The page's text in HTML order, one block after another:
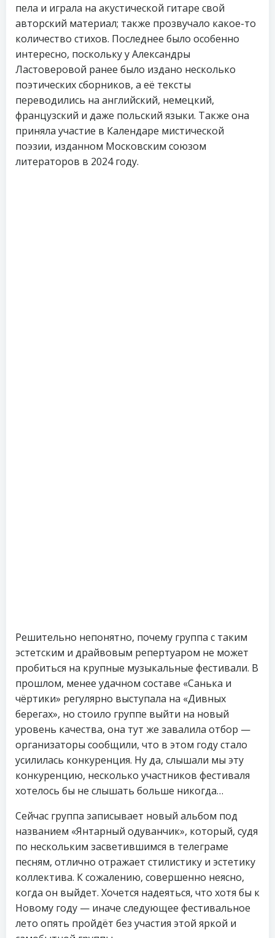
пела и играла на акустической гитаре свой
авторский материал; также прозвучало какое-то
количество стихов. Последнее было особенно
интересно, поскольку у Александры
Ластоверовой ранее было издано несколько
поэтических сборников, а её тексты
переводились на английский, немецкий,
французский и даже польский языки. Также она
приняла участие в Календаре мистической
поэзии, изданном Московским союзом
литераторов в 2024 году.
Решительно непонятно, почему группа с таким
эстетским и драйвовым репертуаром не может
пробиться на крупные музыкальные фестивали. В
прошлом, менее удачном составе «Санька и
чëртики» регулярно выступала на «Дивных
берегах», но стоило группе выйти на новый
уровень качества, она тут же завалила отбор —
организаторы сообщили, что в этом году стало
усилилась конкуренция. Ну да, слышали мы эту
конкуренцию, несколько участников фестиваля
хотелось бы не слышать больше никогда…
Сейчас группа записывает новый альбом под
названием «Янтарный одуванчик», который, судя
по нескольким засветившимся в телеграме
песням, отлично отражает стилистику и эстетику
коллектива. К сожалению, совершенно неясно,
когда он выйдет. Хочется надеяться, что хотя бы к
Новому году — иначе следующее фестивальное
лето опять пройдёт без участия этой яркой и